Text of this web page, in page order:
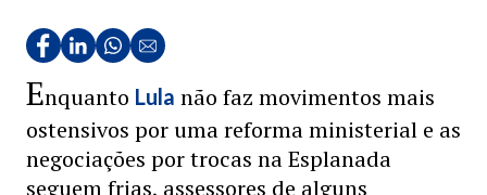
Enquanto Lula não faz movimentos mais
ostensivos por uma reforma ministerial e as
negociações por trocas na Esplanada
seguem frias, assessores de alguns